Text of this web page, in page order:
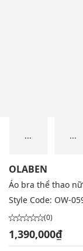
... ...
OLABEN
Áo bra thể thao
Style Code: OW-
(0)
1,390,000₫